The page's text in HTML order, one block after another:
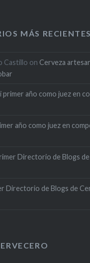
MÁS RECIENTES
Castillo on Cerveza
primer año como juez en
año como juez en
Directorio de Blogs de
Directorio de Blogs de